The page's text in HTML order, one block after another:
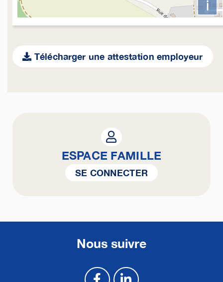
i
Télécharger une attestation employeur
ESPACE FAMILLE
SE CONNECTER
Nous suivre